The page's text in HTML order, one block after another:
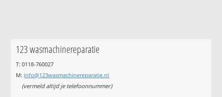
123 wasmachinereparatie
T: 0118-760027
M: info@123wasmachinereparatie.nl
(vermeld altijd je telefoonnummer)